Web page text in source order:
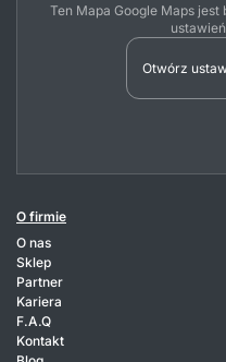
Ten Mapa Google Maps
Otwórz
O firmie
O nas
Sklep
Partner
Kariera
F.A.Q
Kontakt